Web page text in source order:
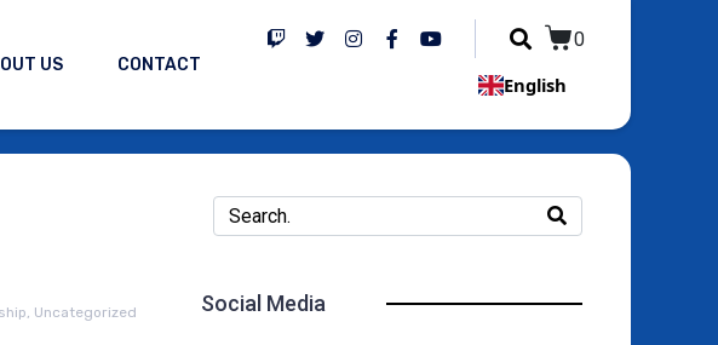
US CONTACT
0
English
, Uncategorized Social Media